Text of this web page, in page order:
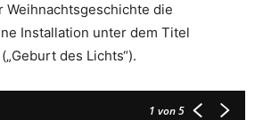
Weihnachtsgeschichte die
Installation unter dem Titel
(„Geburt des Lichts“).
1 von 5